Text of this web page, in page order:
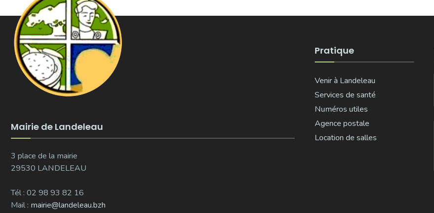
Mairie de Landeleau
3 place de la mairie
29530 LANDELEAU
Tél : 02 98 93 82 16
Mail : mairie@landeleau.bzh
Pratique
Venir à Landeleau
Services de santé
Numéros utiles
Agence postale
Location de salles